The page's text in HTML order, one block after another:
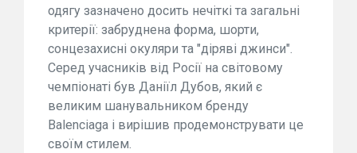
одягу зазначено досить нечіткі та загальні
критерії: забруднена форма, шорти,
сонцезахисні окуляри та "діряві джинси".
Серед учасників від Росії на світовому
чемпіонаті був Даніїл Дубов, який є
великим шанувальником бренду
Balenciaga і вирішив продемонструвати це
своїм стилем.